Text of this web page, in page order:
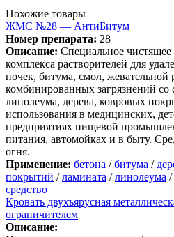
Похожие товары
ЖМС №28 — АнтиБитум
Номер препарата: 28
Описание: Специальное чистящее
комплекса растворителей для
почек, битума, смол, жевательной
комбинированных загрязнений со
линолеума, дерева, ковровых
использования в медицинских,
предприятиях пищевой
питания, автомойках и в быту.
огня.
Применение: бетона /битума /
покрытий /ламината /линолеума /
средство
Кровать двухъярусная
ограничителем
Описание: